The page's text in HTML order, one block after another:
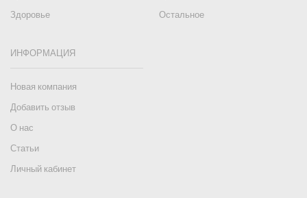
Здоровье
Остальное
ИНФОРМАЦИЯ
Новая компания
Добавить отзыв
О нас
Статьи
Личный кабинет